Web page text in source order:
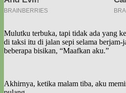
Mulutku terbuka, tapi tidak ada yang
di taksi itu di jalan sepi selama berjam-
beberapa bisikan, “Maafkan aku.”
Akhirnya, ketika malam tiba, aku